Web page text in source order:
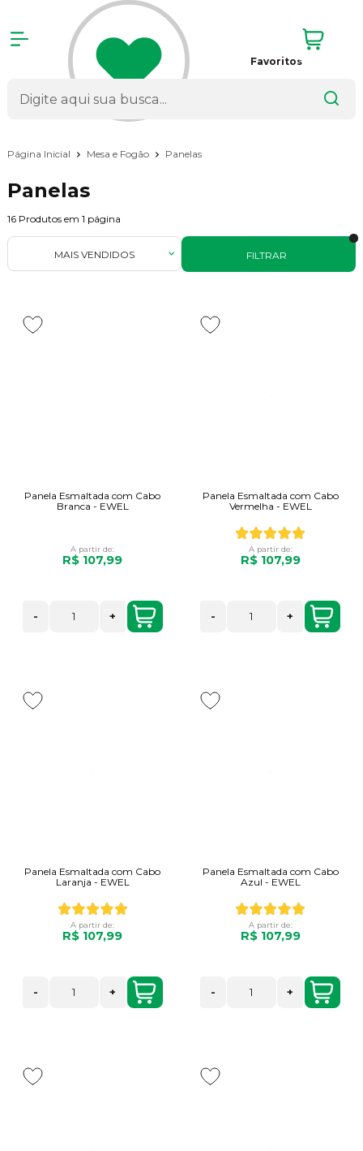
Favoritos
Página Inicial Mesa e Fogão Panelas
Panelas
16 Produtos em 1 página
FILTRAR
MAIS VENDIDOS
Panela Esmaltada com Cabo
Branca - EWEL
A partir de:
R$ 107,99
- +
Panela Esmaltada com Cabo
Vermelha - EWEL
A partir de:
R$ 107,99
- +
Panela Esmaltada com Cabo
Laranja - EWEL
A partir de:
R$ 107,99
- +
Panela Esmaltada com Cabo
Azul - EWEL
A partir de:
R$ 107,99
- +